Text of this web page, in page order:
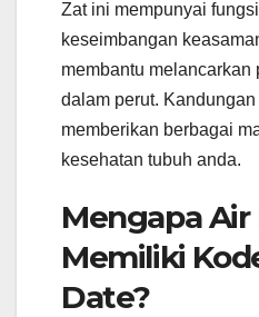
Zat ini mempunyai
keseimbangan
membantu melancarkan
dalam perut.
memberikan berbagai
kesehatan tubuh anda.
Mengapa
Memiliki
Date?